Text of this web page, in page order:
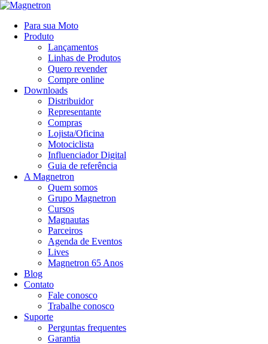
Para sua Moto
Produto
Lançamentos
Linhas de Produtos
Quero revender
Compre online
Downloads
Distribuidor
Representante
Compras
Lojista/Oficina
Motociclista
Influenciador Digital
Guia de referência
A Magnetron
Quem somos
Grupo Magnetron
Cursos
Magnautas
Parceiros
Agenda de Eventos
Lives
Magnetron 65 Anos
Blog
Contato
Fale conosco
Trabalhe conosco
Suporte
Perguntas frequentes
Garantia